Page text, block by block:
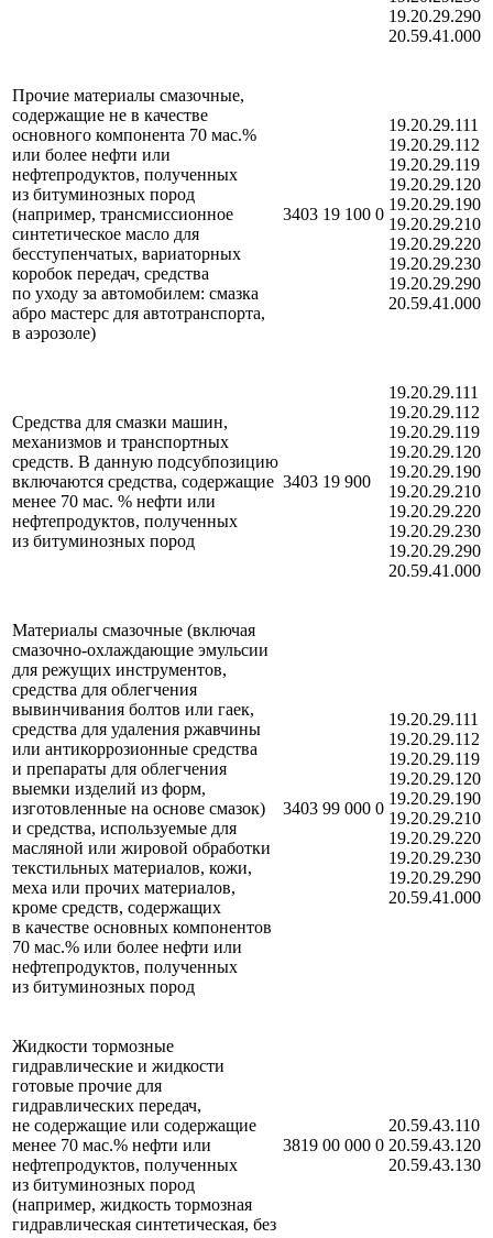
19.20.29.290
20.59.41.000
Прочие материалы смазочные,
содержащие не в качестве
основного компонента 70 мас.%
или более нефти или
нефтепродуктов, полученных
из битуминозных пород
(например, трансмиссионное
синтетическое масло для
бесступенчатых, вариаторных
коробок передач, средства
по уходу за автомобилем: смазка
абро мастерс для автотранспорта,
в аэрозоле)
3403 19 100 0
19.20.29.111
19.20.29.112
19.20.29.119
19.20.29.120
19.20.29.190
19.20.29.210
19.20.29.220
19.20.29.230
19.20.29.290
20.59.41.000
Средства для смазки машин,
механизмов и транспортных
средств. В данную подсубпозицию
включаются средства, содержащие
менее 70 мас. % нефти или
нефтепродуктов, полученных
из битуминозных пород
3403 19 900
19.20.29.111
19.20.29.112
19.20.29.119
19.20.29.120
19.20.29.190
19.20.29.210
19.20.29.220
19.20.29.230
19.20.29.290
20.59.41.000
Материалы смазочные (включая
смазочно-охлаждающие эмульсии
для режущих инструментов,
средства для облегчения
вывинчивания болтов или гаек,
средства для удаления ржавчины
или антикоррозионные средства
и препараты для облегчения
выемки изделий из форм,
изготовленные на основе смазок)
и средства, используемые для
масляной или жировой обработки
текстильных материалов, кожи,
меха или прочих материалов,
кроме средств, содержащих
в качестве основных компонентов
70 мас.% или более нефти или
нефтепродуктов, полученных
из битуминозных пород
3403 99 000 0
19.20.29.111
19.20.29.112
19.20.29.119
19.20.29.120
19.20.29.190
19.20.29.210
19.20.29.220
19.20.29.230
19.20.29.290
20.59.41.000
Жидкости тормозные
гидравлические и жидкости
готовые прочие для
гидравлических передач,
не содержащие или содержащие
менее 70 мас.% нефти или
нефтепродуктов, полученных
из битуминозных пород
(например, жидкость тормозная
гидравлическая синтетическая, без
3819 00 000 0
20.59.43.110
20.59.43.120
20.59.43.130